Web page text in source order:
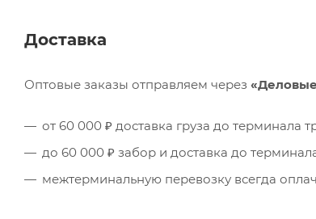
Доставка
Оптовые заказы отправляем через
от 60 000 ₽ доставка груза до терминала
до 60 000 ₽ забор и доставка до
межтерминальную перевозку всегда